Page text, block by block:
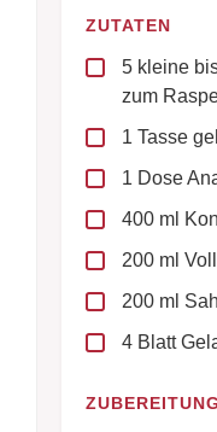
ZUTATEN
5 kleine
zum
1 Tasse
1 Dose
400 ml
200 ml
200 ml
4 Blatt
ZUBEREITUNG